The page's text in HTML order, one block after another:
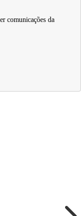
comunicações da